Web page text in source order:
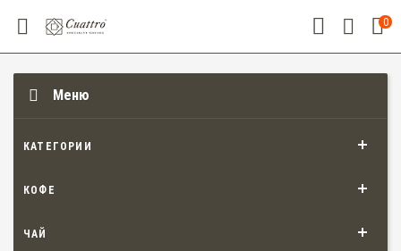
0
Меню
КАТЕГОРИИ
КОФЕ
ЧАЙ